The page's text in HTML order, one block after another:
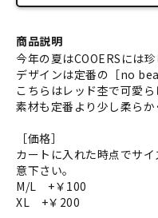
商品説明
今年の夏はCOOERSには
デザインは定番の［no
こちらはレッド杢で可愛ら
素材も定番より少し柔らか
［価格］
カートに入れた時点でサ
意下さい。
M/L +￥100
XL +￥200